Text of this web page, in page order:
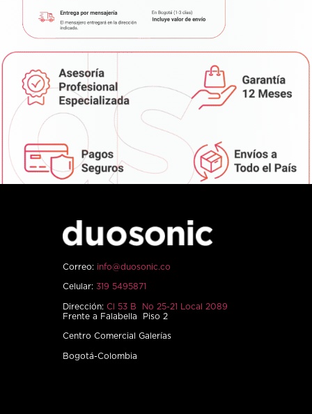
Correo: info@duosonic.co
Celular: 319 5495871
Dirección: Cl 53 B No 25-21 Local 2089
Frente a Falabella Piso 2
Centro Comercial Galerías
Bogotá-Colombia